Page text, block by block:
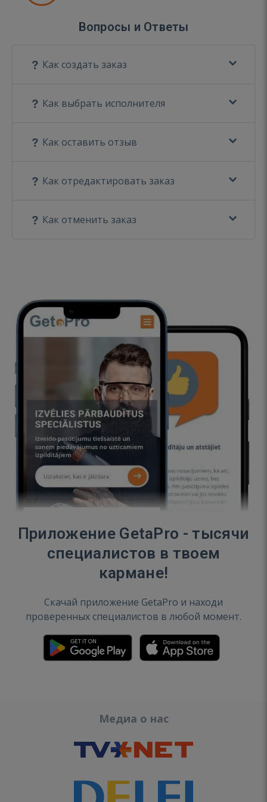
Вопросы и Ответы
Как создать заказ
Как выбрать исполнителя
Как оставить отзыв
Как отредактировать заказ
Как отменить заказ
Приложение GetaPro - тысячи
специалистов в твоем
кармане!
Скачай приложение GetaPro и находи
проверенных специалистов в любой момент.
Медиа о нас